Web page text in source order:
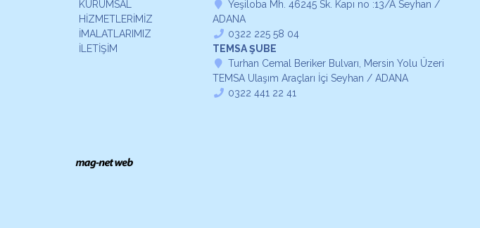
KURUMSAL
HİZMETLERİMİZ
İMALATLARIMIZ
İLETİŞİM
Yeşiloba Mh. 46245 Sk. Kapı no :13/A Seyhan /
ADANA
0322 225 58 04
TEMSA ŞUBE
Turhan Cemal Beriker Bulvarı, Mersin Yolu Üzeri
TEMSA Ulaşım Araçları İçi Seyhan / ADANA
0322 441 22 41